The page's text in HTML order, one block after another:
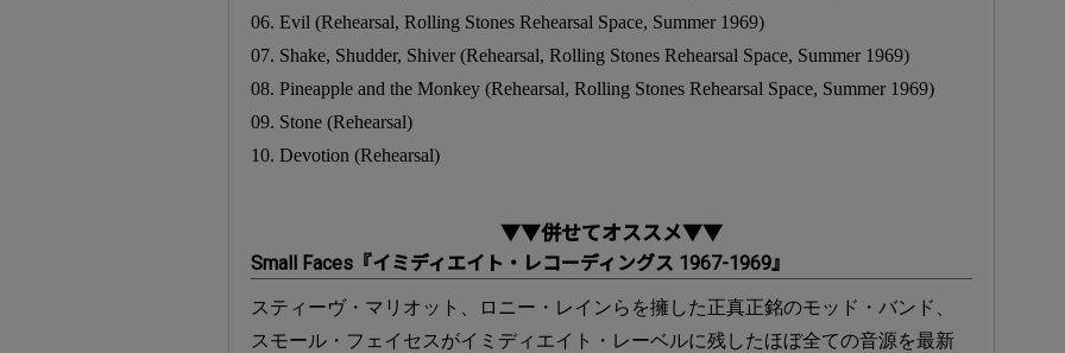
06. Evil (Rehearsal, Rolling Stones Rehearsal Space, Summer 1969)
07. Shake, Shudder, Shiver (Rehearsal, Rolling Stones Rehearsal Space, Summer 1969)
08. Pineapple and the Monkey (Rehearsal, Rolling Stones Rehearsal Space, Summer 1969)
09. Stone (Rehearsal)
10. Devotion (Rehearsal)
▼▼併せてオススメ▼▼
Small Faces『イミディエイト・レコーディングス 1967-1969』
スティーヴ・マリオット、ロニー・レインらを擁した正真正銘のモッド・バンド、
スモール・フェイセスがイミディエイト・レーベルに残したほぼ全ての音源を最新